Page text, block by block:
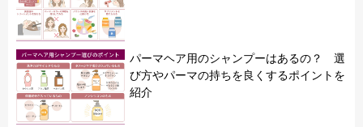
パーマヘア用のシャンプーはあるの？ 選
び方やパーマの持ちを良くするポイントを
紹介